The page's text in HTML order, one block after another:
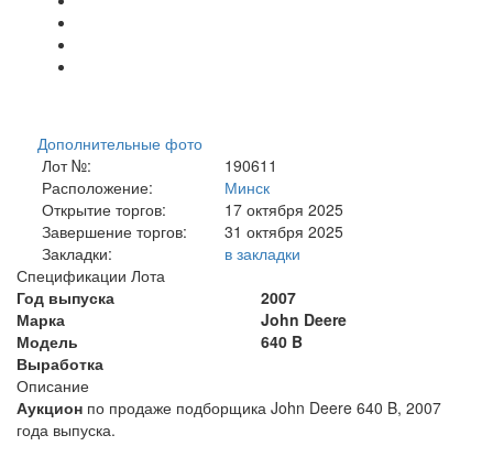
Дополнительные фото
Лот №:
190611
Расположение:
Минск
Открытие торгов:
17 октября 2025
Завершение торгов:
31 октября 2025
Закладки:
в закладки
Спецификации Лота
Год выпуска
2007
Марка
John Deere
Модель
640 B
Выработка
Описание
Аукцион по продаже подборщика John Deere 640 B, 2007
года выпуска.